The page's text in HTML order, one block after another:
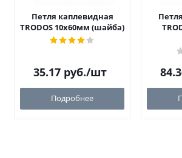
Петля каплевидная
TRODOS 10х60мм (шайба)
35.17 руб./шт
Подробнее